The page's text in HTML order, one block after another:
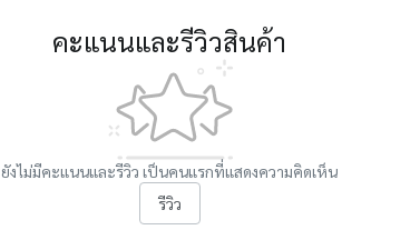
คะแนนและรีวิวสินค้า
ยังไม่มีคะแนนและรีวิว เป็นคนแรกที่แสดงความคิดเห็น
รีวิว